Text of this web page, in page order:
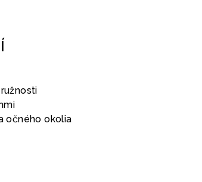
očného okolia